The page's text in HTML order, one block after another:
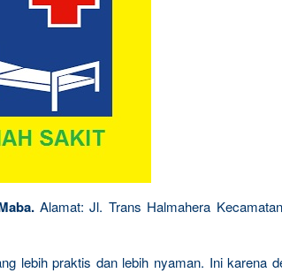
Alamat: Jl. Trans Halmahera
lebih praktis dan lebih nyaman. Ini karena